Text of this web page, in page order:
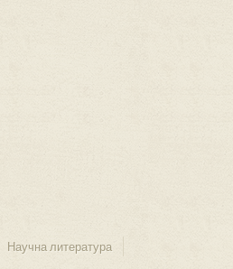
Научна литература